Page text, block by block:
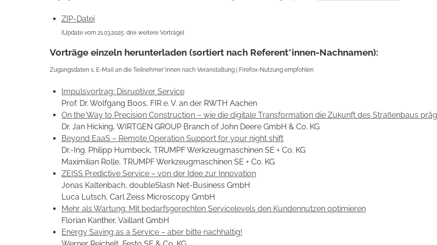
ZIP-Datei
[Update vom 21.03.2025: drei weitere Vorträge]
Vorträge einzeln herunterladen (sortiert nach Referent*innen-Nachnamen):
Zugangsdaten s. E-Mail an die Teilnehmer*innen nach Veranstaltung | Firefox-Nutzung empfohlen
Impulsvortrag: Disruptiver Service
Prof. Dr. Wolfgang Boos, FIR e. V. an der RWTH Aachen
On the Way to Precision Construction – wie die digitale Transformation die Zukunft des Straßenbaus
Dr. Jan Hicking, WIRTGEN GROUP Branch of John Deere GmbH & Co. KG
Beyond EaaS – Remote Operation Support for your night shift
Dr.-Ing. Philipp Humbeck, TRUMPF Werkzeugmaschinen SE + Co. KG
Maximilian Rolle, TRUMPF Werkzeugmaschinen SE + Co. KG
ZEISS Predictive Service – von der Idee zur Innovation
Jonas Kaltenbach, doubleSlash Net-Business GmbH
Luca Lutsch, Carl Zeiss Microscopy GmbH
Mehr als Wartung: Mit bedarfsgerechten Servicelevels den Kundennutzen optimieren
Florian Kanther, Vaillant GmbH
Energy Saving as a Service – aber bitte nachhaltig!